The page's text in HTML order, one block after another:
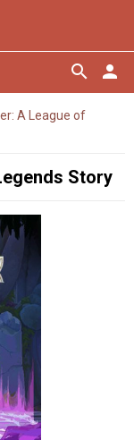
person
search
A League of
Story